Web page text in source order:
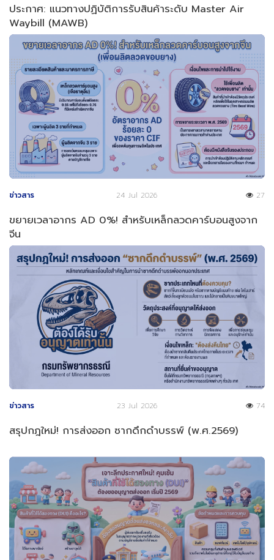
ประกาศ: แนวทางปฏิบัติการรับสินค้าระดับ Master Air
Waybill (MAWB)
ข่าวสาร 24 Jul 2026 27
ขยายเวลาอากร AD 0%! สำหรับเหล็กลวดคาร์บอนสูงจาก
จีน
ข่าวสาร 23 Jul 2026 74
สรุปกฎใหม่! การส่งออก ซากดึกดำบรรพ์ (พ.ศ.2569)